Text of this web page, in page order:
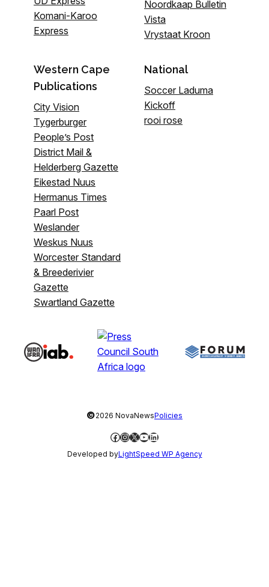
Komani-Karoo
Express
Noordkaap Bulletin
Vista
Vrystaat Kroon
Western Cape
Publications
City Vision
Tygerburger
People’s Post
District Mail &
Helderberg Gazette
Eikestad Nuus
Hermanus Times
Paarl Post
Weslander
Weskus Nuus
Worcester Standard
& Breederivier
Gazette
Swartland Gazette
National
Soccer Laduma
Kickoff
rooi rose
©2026 NovaNewsPolicies
Facebook
Instagram
X YouTube
LinkedIn
Developed byLightSpeed WP Agency